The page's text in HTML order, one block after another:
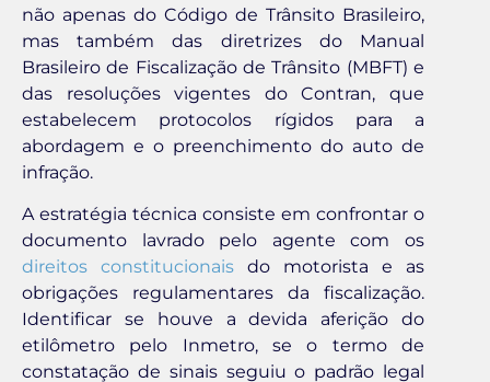
não apenas do Código de Trânsito Brasileiro,
mas também das diretrizes do Manual
Brasileiro de Fiscalização de Trânsito (MBFT) e
das resoluções vigentes do Contran, que
estabelecem protocolos rígidos para a
abordagem e o preenchimento do auto de
infração.
A estratégia técnica consiste em confrontar o
documento lavrado pelo agente com os
direitos constitucionais do motorista e as
obrigações regulamentares da fiscalização.
Identificar se houve a devida aferição do
etilômetro pelo Inmetro, se o termo de
constatação de sinais seguiu o padrão legal